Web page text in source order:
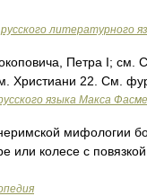
литературного
Петра I; см.
Христиани 22. См.
языка Макса
мифологии
или колесе с